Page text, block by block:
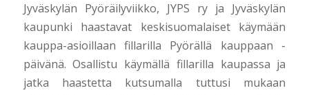
Jyväskylän Pyöräilyviikko, JYPS ry ja Jyväskylän
kaupunki haastavat keskisuomalaiset käymään
kauppa-asioillaan fillarilla Pyörällä kauppaan -
päivänä. Osallistu käymällä fillarilla kaupassa ja
jatka haastetta kutsumalla tuttusi mukaan